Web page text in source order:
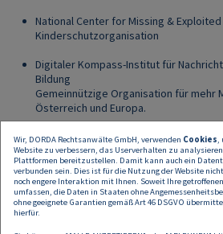
National Center for Missing & Exploited
Kinderschutzorganisation
Digitaler Kompass-Institut für
Bildung
Gemeinnützige Organisation für mehr
Österreich und Europa.
Neben unseren Pro-Bono-Tätigkeiten für
setzen wir uns auch für individuelle Fälle ein:
Andreas Ernhofer
Österreichischer Paraschwimmer und
Wir, DORDA Rechtsanwälte GmbH, verwenden Cookies,
Website zu verbessern, das Userverhalten zu
Plattformen bereitzustellen. Damit kann auch ein
verbunden sein. Dies ist für die Nutzung der Website
noch engere Interaktion mit Ihnen. Soweit Ihre
umfassen, die Daten in Staaten ohne
ohne geeignete Garantien gemäß Art 46 DSGVO
hierfür.